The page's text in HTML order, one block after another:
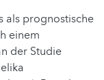
als prognostische
einem
der Studie